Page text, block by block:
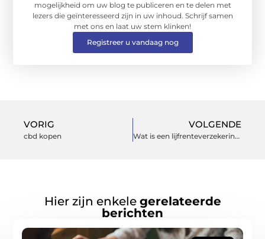
mogelijkheid om uw blog te publiceren en te delen met
lezers die geïnteresseerd zijn in uw inhoud. Schrijf samen
met ons en laat uw stem klinken!
Registreer u vandaag nog
VORIG
cbd kopen
VOLGENDE
Wat is een lijfrenteverzekering?
Hier zijn enkele gerelateerde
berichten